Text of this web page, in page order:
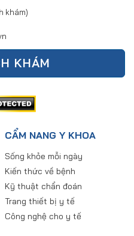
khám)
KHÁM
CẨM NANG Y KHOA
Sống khỏe mỗi ngày
Kiến thức về bệnh
Kỹ thuật chẩn đoán
Trang thiết bị y tế
Công nghệ cho y tế